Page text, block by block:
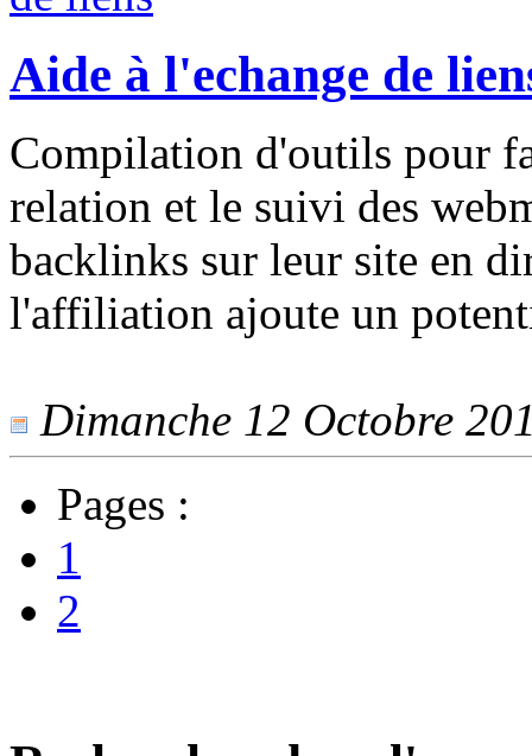
Aide à l'echange de
Compilation d'outils pour
relation et le suivi des
backlinks sur leur site en
l'affiliation ajoute un
Dimanche 12 Octobre
Pages :
1
2